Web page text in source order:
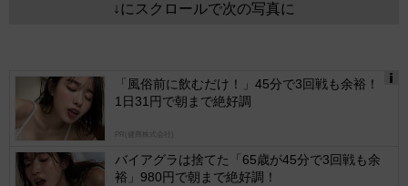
↓にスクロールで次の写真に
「風俗前に飲むだけ！」45分で3回戦も余裕！
1日31円で朝まで絶好調
PR(健商株式会社)
バイアグラは捨てた「65歳が45分で3回戦も余
裕」980円で朝まで絶好調！